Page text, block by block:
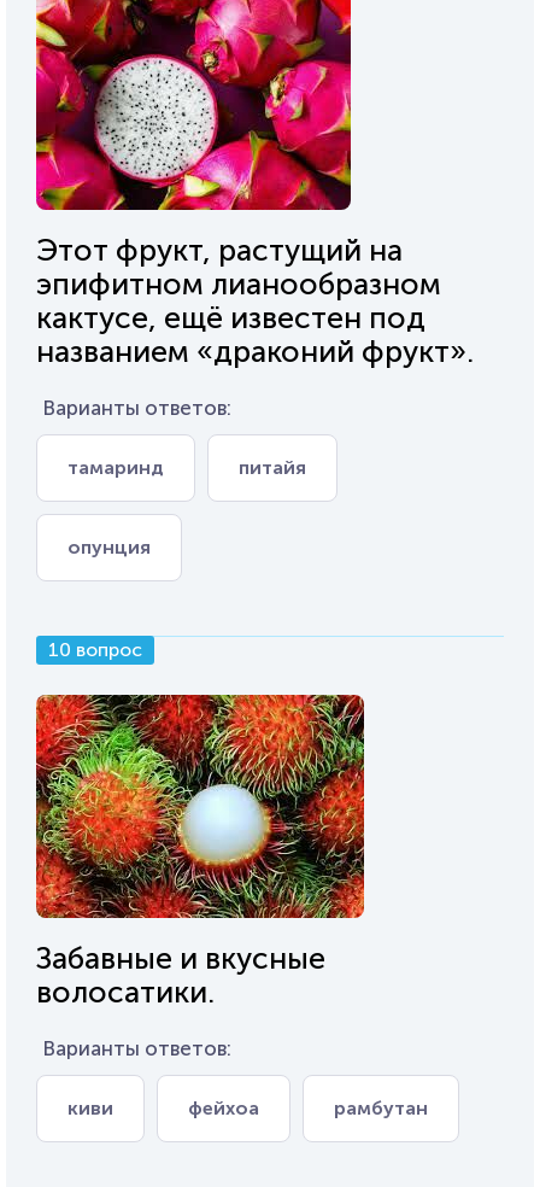
Этот фрукт, растущий на
эпифитном лианообразном
кактусе, ещё известен под
названием «драконий фрукт».
Варианты ответов:
тамаринд питайя
опунция
10 вопрос
Забавные и вкусные
волосатики.
Варианты ответов:
киви фейхоа рамбутан